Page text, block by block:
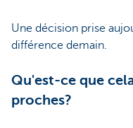
Une décision prise
différence demain.
Qu'est-ce que
proches?